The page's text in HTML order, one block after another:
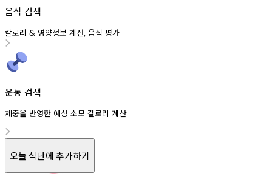
음식 검색
칼로리 & 영양정보 계산, 음식 평가
운동 검색
체중을 반영한 예상 소모 칼로리 계산
오늘 식단에 추가하기